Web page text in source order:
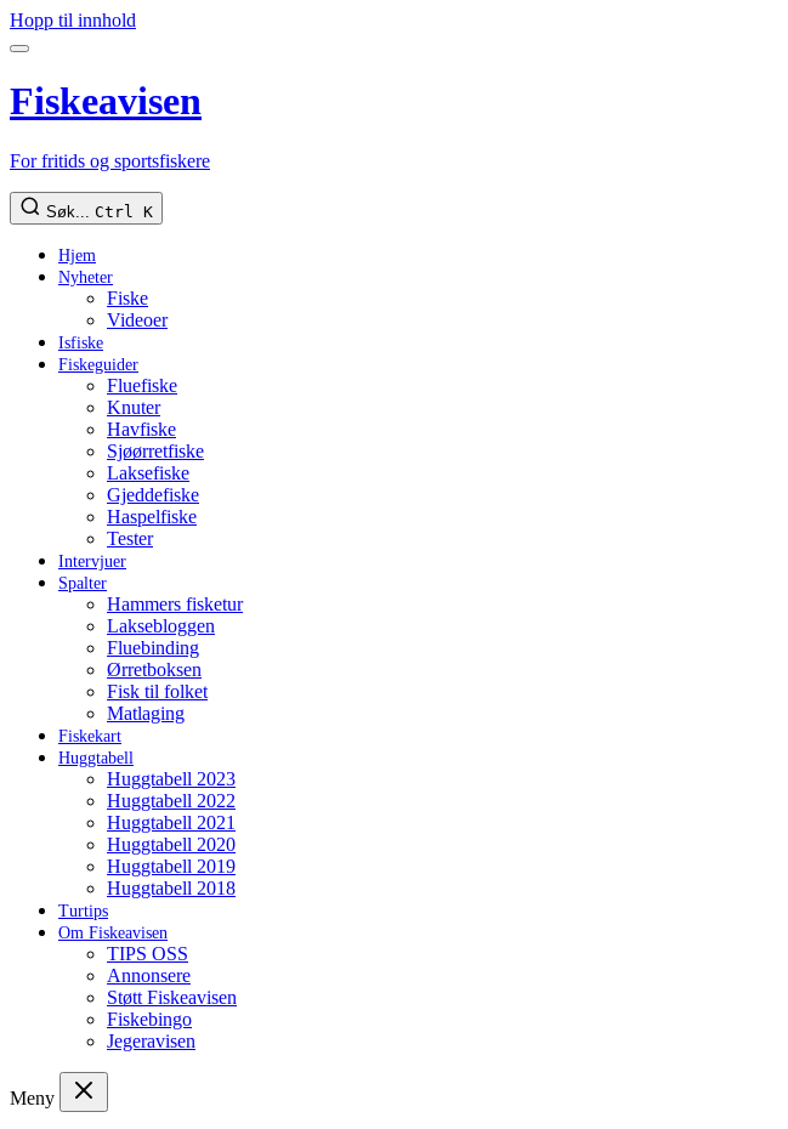
Hopp til innhold
Fiskeavisen
For fritids og sportsfiskere
Søk... Ctrl K
Hjem
Nyheter
Fiske
Videoer
Isfiske
Fiskeguider
Fluefiske
Knuter
Havfiske
Sjøørretfiske
Laksefiske
Gjeddefiske
Haspelfiske
Tester
Intervjuer
Spalter
Hammers fisketur
Laksebloggen
Fluebinding
Ørretboksen
Fisk til folket
Matlaging
Fiskekart
Huggtabell
Huggtabell 2023
Huggtabell 2022
Huggtabell 2021
Huggtabell 2020
Huggtabell 2019
Huggtabell 2018
Turtips
Om Fiskeavisen
TIPS OSS
Annonsere
Støtt Fiskeavisen
Fiskebingo
Jegeravisen
Meny